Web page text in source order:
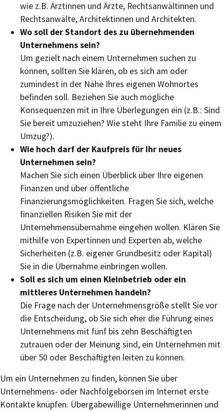
wie z.B. Ärztinnen und Ärzte, Rechtsanwältinnen und
Rechtsanwälte, Architektinnen und Architekten.
Wo soll der Standort des zu übernehmenden
Unternehmens sein?
Um gezielt nach einem Unternehmen suchen zu
können, sollten Sie klären, ob es sich am oder
zumindest in der Nähe Ihres eigenen Wohnortes
befinden soll. Beziehen Sie auch mögliche
Konsequenzen mit in Ihre Überlegungen ein (z.B.: Sind
Sie bereit umzuziehen? Wie steht Ihre Familie zu einem
Umzug?).
Wie hoch darf der Kaufpreis für Ihr neues
Unternehmen sein?
Machen Sie sich einen Überblick über Ihre eigenen
Finanzen und über öffentliche
Finanzierungsmöglichkeiten. Fragen Sie sich, welche
finanziellen Risiken Sie mit der
Unternehmensübernahme eingehen wollen. Klären Sie
mithilfe von Expertinnen und Experten ab, welche
Sicherheiten (z.B. eigener Grundbesitz oder Kapital)
Sie in die Übernahme einbringen wollen.
Soll es sich um einen Kleinbetrieb oder ein
mittleres Unternehmen handeln?
Die Frage nach der Unternehmensgröße stellt Sie vor
die Entscheidung, ob Sie sich eher die Führung eines
Unternehmens mit fünf bis zehn Beschäftigten
zutrauen oder der Meinung sind, ein Unternehmen mit
über 50 oder Beschäftigten leiten zu können.
Um ein Unternehmen zu finden, können Sie über
Unternehmens- oder Nachfolgebörsen im Internet erste
Kontakte knüpfen. Übergabewillige Unternehmerinnen und